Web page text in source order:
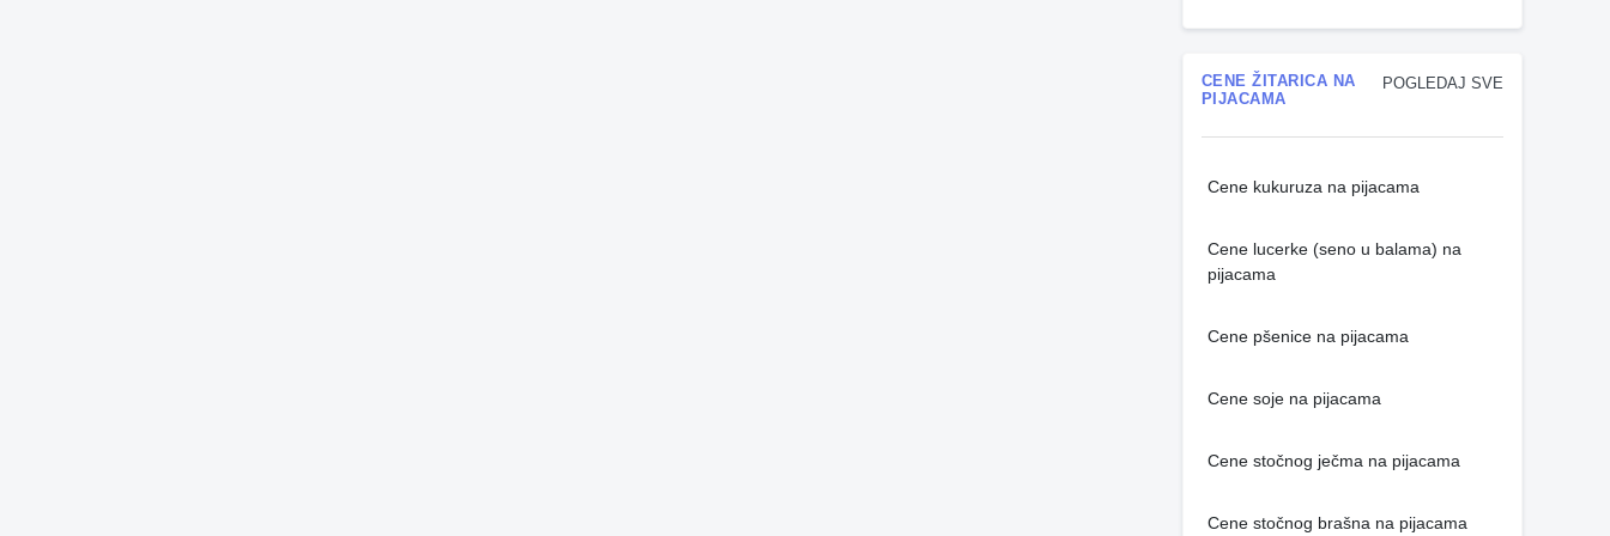
POGLEDAJ SVE
CENE ŽITARICA NA
PIJACAMA
Cene kukuruza na pijacama
Cene lucerke (seno u balama) na
pijacama
Cene pšenice na pijacama
Cene soje na pijacama
Cene stočnog ječma na pijacama
Cene stočnog brašna na pijacama